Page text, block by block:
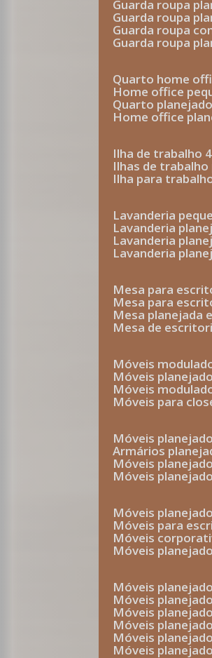
guarda roupa
guarda roupa
guarda roupa
guarda roupa
quarto home
home office
quarto
home office
ilha de trabalho
ilhas de
ilha para
lavanderia
lavanderia
lavanderia
lavanderia
mesa para
mesa para
mesa
mesa de
móveis
móveis
móveis
móveis para
móveis
armários
móveis
móveis
móveis
móveis para
móveis
móveis
móveis
móveis
móveis
móveis
móveis
móveis